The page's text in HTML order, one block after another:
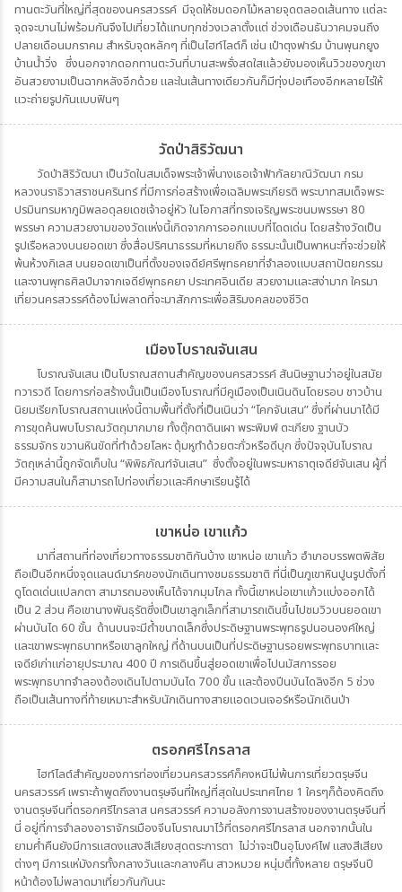
ทานตะวันที่ใหญ่ที่สุดของนครสวรรค์ มีจุดให้ชมดอกไม้หลายจุดตลอดเส้นทาง แต่ละ
จุดจะบานไม่พร้อมกันจึงไปเที่ยวได้แทบทุกช่วงเวลาตั้งแต่ ช่วงเดือนธันวาคมจนถึง
ปลายเดือนมกราคม สำหรับจุดหลักๆ ที่เป็นไฮท์ไลต์ก็ เช่น เป๋าตุงฟาร์ม บ้านพุนกยูง
บ้านน้ำวิ่ง ซึ่งนอกจากดอกทานตะวันที่บานสะพรั่งสดใสแล้วยังมองเห็นวิวของภูเขา
อันสวยงามเป็นฉากหลังอีกด้วย และในเส้นทางเดียวกันก็มีทุ่งปอเทืองอีกหลายไร่ให้
แวะถ่ายรูปกันแบบฟินๆ
วัดป่าสิริวัฒนา
วัดป่าสิริวัฒนา เป็นวัดในสมเด็จพระเจ้าพี่นางเธอเจ้าฟ้ากัลยาณิวัฒนา กรม
หลวงนราธิวาสราชนครินทร์ ที่มีการก่อสร้างเพื่อเฉลิมพระเกียรติ พระบาทสมเด็จพระ
ปรมินทรมหาภูมิพลอดุลยเดชเจ้าอยู่หัว ในโอกาสที่ทรงเจริญพระชนมพรรษา 80
พรรษา ความสวยงามของวัดแห่งนี้เกิดจากการออกแบบที่โดดเด่น โดยสร้างวัดเป็น
รูปเรือหลวงบนยอดเขา ซึ่งสื่อปริศนาธรรมที่หมายถึง ธรรมะนั้นเป็นพาหนะที่จะช่วยให้
พ้นห้วงกิเลส บนยอดเขาเป็นที่ตั้งของเจดีย์ศรีพุทธคยาที่จำลองแบบสถาปัตยกรรม
และงานพุทธศิลป์มาจากเจดีย์พุทธคยา ประเทศอินเดีย สวยงามและสง่ามาก ใครมา
เที่ยวนครสวรรค์ต้องไม่พลาดที่จะมาสักการะเพื่อสิริมงคลของชีวิต
เมืองโบราณจันเสน
โบราณจันเสน เป็นโบราณสถานสำคัญของนครสวรรค์ สันนิษฐานว่าอยู่ในสมัย
ทวารวดี โดยการก่อสร้างนั้นเป็นเมืองโบราณที่มีคูเมืองเป็นเนินดินโดยรอบ ชาวบ้าน
นิยมเรียกโบราณสถานแห่งนี้ตามพื้นที่ตั้งที่เป็นเนินว่า “โคกจันเสน” ซึ่งที่ผ่านมาได้มี
การขุดค้นพบโบราณวัตถุมากมาย ทั้งตุ๊กตาดินเผา พระพิมพ์ ตะเกียง ฐานบัว
ธรรมจักร ขวานหินขัดที่ทำด้วยโลหะ ตุ้มหูทำด้วยตะกั่วหรือดีบุก ซึ่งปัจจุบันโบราณ
วัตถุเหล่านี้ถูกจัดเก็บใน “พิพิธภัณฑ์จันเสน” ซึ่งตั้งอยู่ในพระมหาธาตุเจดีย์จันเสน ผู้ที่
มีความสนในก็สามารถไปท่องเที่ยวและศึกษาเรียนรู้ได้
เขาหน่อ เขาแก้ว
มาที่สถานที่ท่องเที่ยวทางธรรมชาติกันบ้าง เขาหน่อ เขาแก้ว อำเภอบรรพตพิสัย
ถือเป็นอีกหนึ่งจุดแลนด์มาร์คของนักเดินทางชมธรรมชาติ ที่นี่เป็นภูเขาหินปูนรูปตั้งที่
ดูโดดเด่นแปลกตา สามารถมองเห็นได้จากมุมไกล ทั้งนี้เขาหน่อเขาแก้วแบ่งออกได้
เป็น 2 ส่วน คือเขานางพันธุรัตซึ่งเป็นเขาลูกเล็กที่สามารถเดินขึ้นไปชมวิวบนยอดเขา
ผ่านบันได 60 ขั้น ด้านบนจะมีถ้ำขนาดเล็กซึ่งประดิษฐานพระพุทธรูปนอนองค์ใหญ่
และเขาพระพุทธบาทหรือเขาลูกใหญ่ ที่ด้านบนเป็นที่ประดิษฐานรอยพระพุทธบาทและ
เจดีย์เก่าแก่อายุประมาณ 400 ปี การเดินขึ้นสู่ยอดเขาเพื่อไปนมัสการรอย
พระพุทธบาทจำลองต้องเดินไปตามบันได 700 ขั้น และต้องปีนบันไดลิงอีก 5 ช่วง
ถือเป็นเส้นทางที่ท้ายเหมาะสำหรับนักเดินทางสายแอดเวนเจอร์หรือนักเดินป่า
ตรอกศรีไกรลาส
ไฮท์ไลต์สำคัญของการท่องเที่ยวนครสวรรค์ก็คงหนีไม่พ้นการเที่ยวตรุษจีน
นครสวรรค์ เพราะถ้าพูดถึงงานตรุษจีนที่ใหญ่ที่สุดในประเทศไทย 1 ใครๆก็ต้องคิดถึง
งานตรุษจีนที่ตรอกศรีไกรลาส นครสวรรค์ ความอลังการงานสร้างของงานตรุษจีนที่
นี่ อยู่ที่การจำลองอาราจักรเมืองจีนโบราณมาไว้ที่ตรอกศรีไกรลาส นอกจากนั้นใน
ยามค่ำคืนยังมีการแสดงแสงสีเสียงสุดตระการตา ไม่ว่าจะเป็นอุโมงค์ไฟ แสงสีเสียง
ต่างๆ มีการแห่มังกรทั้งกลางวันและกลางคืน สาวหมวย หนุ่มตี๋ทั้งหลาย ตรุษจีนปี
หน้าต้องไม่พลาดมาเที่ยวกันกันนะ